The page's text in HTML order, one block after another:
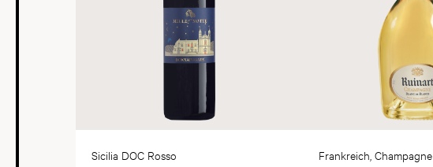
Sicilia DOC Rosso Frankreich, Champagne